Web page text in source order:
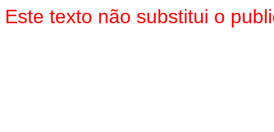
Este texto não substitui o